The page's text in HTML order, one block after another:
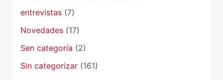
entrevistas(7)
Novedades(17)
Sen categoría (2)
Sin categorizar(161)